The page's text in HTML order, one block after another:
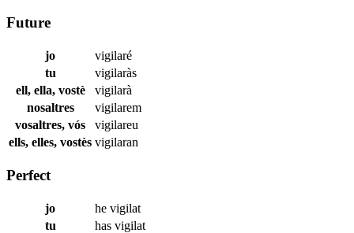
Future
jo
vigilaré
tu
vigilaràs
ell, ella, vostè
vigilarà
nosaltres
vigilarem
vosaltres, vós
vigilareu
ells, elles, vostès vigilaran
Perfect
jo he vigilat
tu
has vigilat